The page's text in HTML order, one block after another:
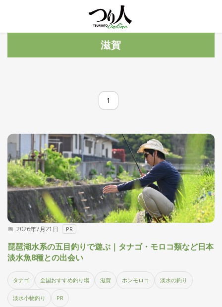
滋賀
1
2026年7月21日 PR
琵琶湖水系の五目釣りで遊ぶ｜タナゴ・モロコ類など日本
淡水魚8種との出会い
タナゴ 全国おすすめ釣り場 滋賀 ホンモロコ 淡水の釣り
淡水小物釣り PR
ド・
No.1
ラ
ン
キ
ン
グ
釣具
NEWS
す・
調べ
る
🎣
目
的
か
ら›